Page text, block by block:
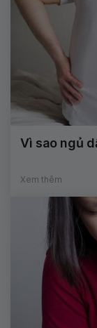
Vì sao ngủ
Xem thêm